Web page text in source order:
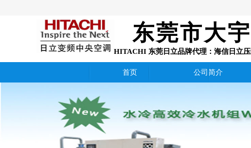
HITACHI 东莞日立品牌代理：海信日立
东莞市大
首页 公司简介